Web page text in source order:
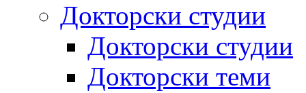
Докторски студии
Докторски студии
Докторски теми